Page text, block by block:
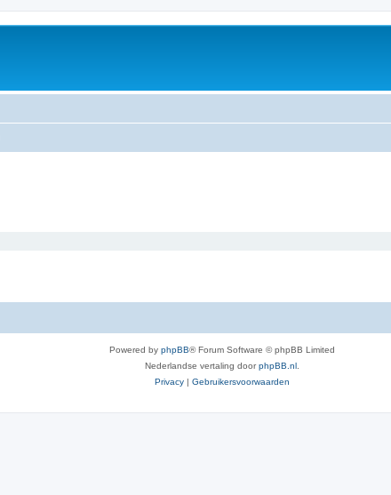
Powered by phpBB® Forum Software © phpBB Limited
Nederlandse vertaling doorphpBB.nl
Privacy | Gebruikersvoorwaarden